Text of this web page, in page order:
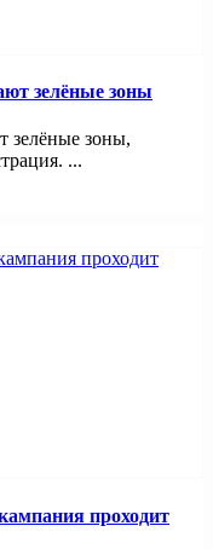
зелёные зоны
зелёные зоны,
...
проходит